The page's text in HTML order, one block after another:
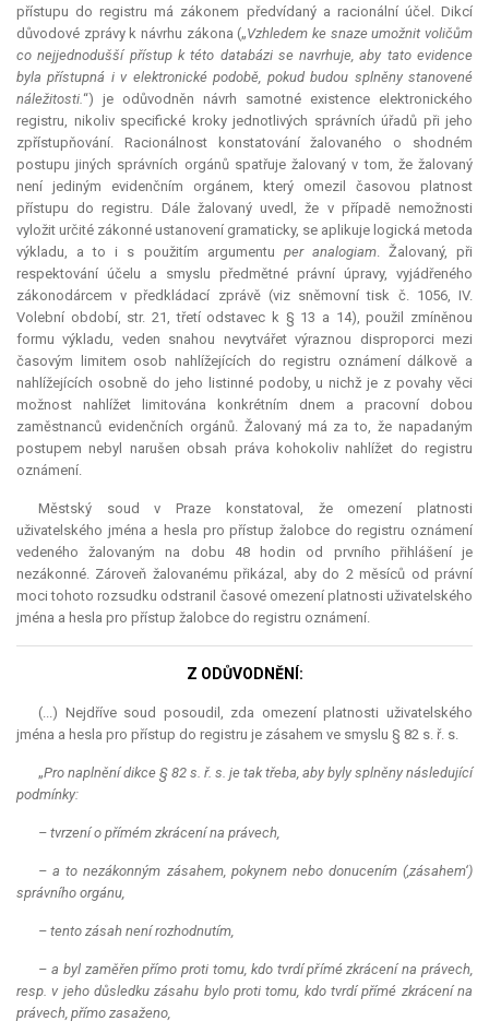
přístupu do registru má zákonem předvídaný a racionální účel. Dikcí
důvodové zprávy k návrhu zákona („Vzhledem ke snaze umožnit voličům
co nejjednodušší přístup k této databázi se navrhuje, aby tato evidence
byla přístupná i v elektronické podobě, pokud budou splněny stanovené
náležitosti.“) je odůvodněn návrh samotné existence elektronického
registru, nikoliv specifické kroky jednotlivých správních úřadů při jeho
zpřístupňování. Racionálnost konstatování žalovaného o shodném
postupu jiných správních orgánů spatřuje žalovaný v tom, že žalovaný
není jediným evidenčním orgánem, který omezil časovou platnost
přístupu do registru. Dále žalovaný uvedl, že v případě nemožnosti
vyložit určité zákonné ustanovení gramaticky, se aplikuje logická metoda
výkladu, a to i s použitím argumentu per analogiam. Žalovaný, při
respektování účelu a smyslu předmětné právní úpravy, vyjádřeného
zákonodárcem v předkládací zprávě (viz sněmovní tisk č. 1056, IV.
Volební období, str. 21, třetí odstavec k § 13 a 14), použil zmíněnou
formu výkladu, veden snahou nevytvářet výraznou disproporci mezi
časovým limitem osob nahlížejících do registru oznámení dálkově a
nahlížejících osobně do jeho listinné podoby, u nichž je z povahy věci
možnost nahlížet limitována konkrétním dnem a pracovní dobou
zaměstnanců evidenčních orgánů. Žalovaný má za to, že napadaným
postupem nebyl narušen obsah práva kohokoliv nahlížet do registru
oznámení.
Městský soud v Praze konstatoval, že omezení platnosti
uživatelského jména a hesla pro přístup žalobce do registru oznámení
vedeného žalovaným na dobu 48 hodin od prvního přihlášení je
nezákonné. Zároveň žalovanému přikázal, aby do 2 měsíců od právní
moci tohoto rozsudku odstranil časové omezení platnosti uživatelského
jména a hesla pro přístup žalobce do registru oznámení.
Z ODŮVODNĚNÍ:
(...) Nejdříve soud posoudil, zda omezení platnosti uživatelského
jména a hesla pro přístup do registru je zásahem ve smyslu § 82 s. ř. s.
„Pro naplnění dikce § 82 s. ř. s. je tak třeba, aby byly splněny následující
podmínky:
– tvrzení o přímém zkrácení na právech,
– a to nezákonným zásahem, pokynem nebo donucením (,zásahem‘)
správního orgánu,
– tento zásah není rozhodnutím,
– a byl zaměřen přímo proti tomu, kdo tvrdí přímé zkrácení na právech,
resp. v jeho důsledku zásahu bylo proti tomu, kdo tvrdí přímé zkrácení na
právech, přímo zasaženo,